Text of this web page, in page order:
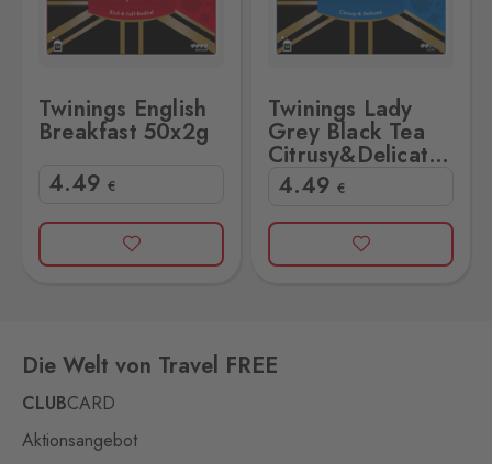
Twinings English
Breakfast 50x2g
4.49 €
Twinings Lady
Grey Black Tea
Citrusy&Delicate
50er
4.49 €
Die Welt von Travel FREE
CLUBCARD
Aktionsangebot